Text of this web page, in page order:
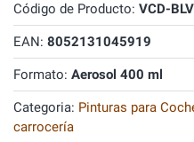
Código de Producto: VCD-
EAN: 8052131045919
Formato: Aerosol 400 ml
Categoria: Pinturas para
carrocería